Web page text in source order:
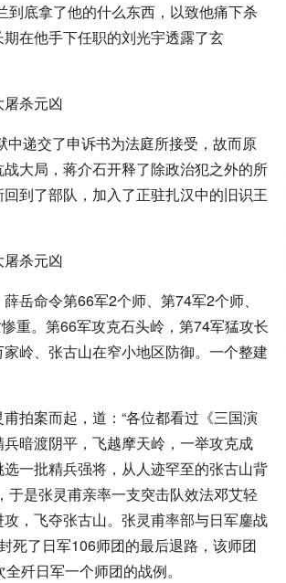
到底拿了他的什么东西，以致他痛下杀
在他手下任职的刘光宇透露了玄
递交了申诉书为法庭所接受，故而原
大局，蒋介石开释了除政治犯之外的所
到了部队，加入了正驻扎汉中的旧识王
岳命令第66军2个师、第74军2个师、
重。第66军攻克石头岭，第74军猛攻长
岭、张古山在窄小地区防御。一个整建
拍案而起，道：“各位都看过《三国演
暗渡阴平，飞越摩天岭，一举攻克成
一批精兵强将，从人迹罕至的张古山背
于是张灵甫亲率一支突击队效法邓艾轻
，飞夺张古山。张灵甫率部与日军鏖战
死了日军106师团的最后退路，该师团
歼日军一个师团的战例。